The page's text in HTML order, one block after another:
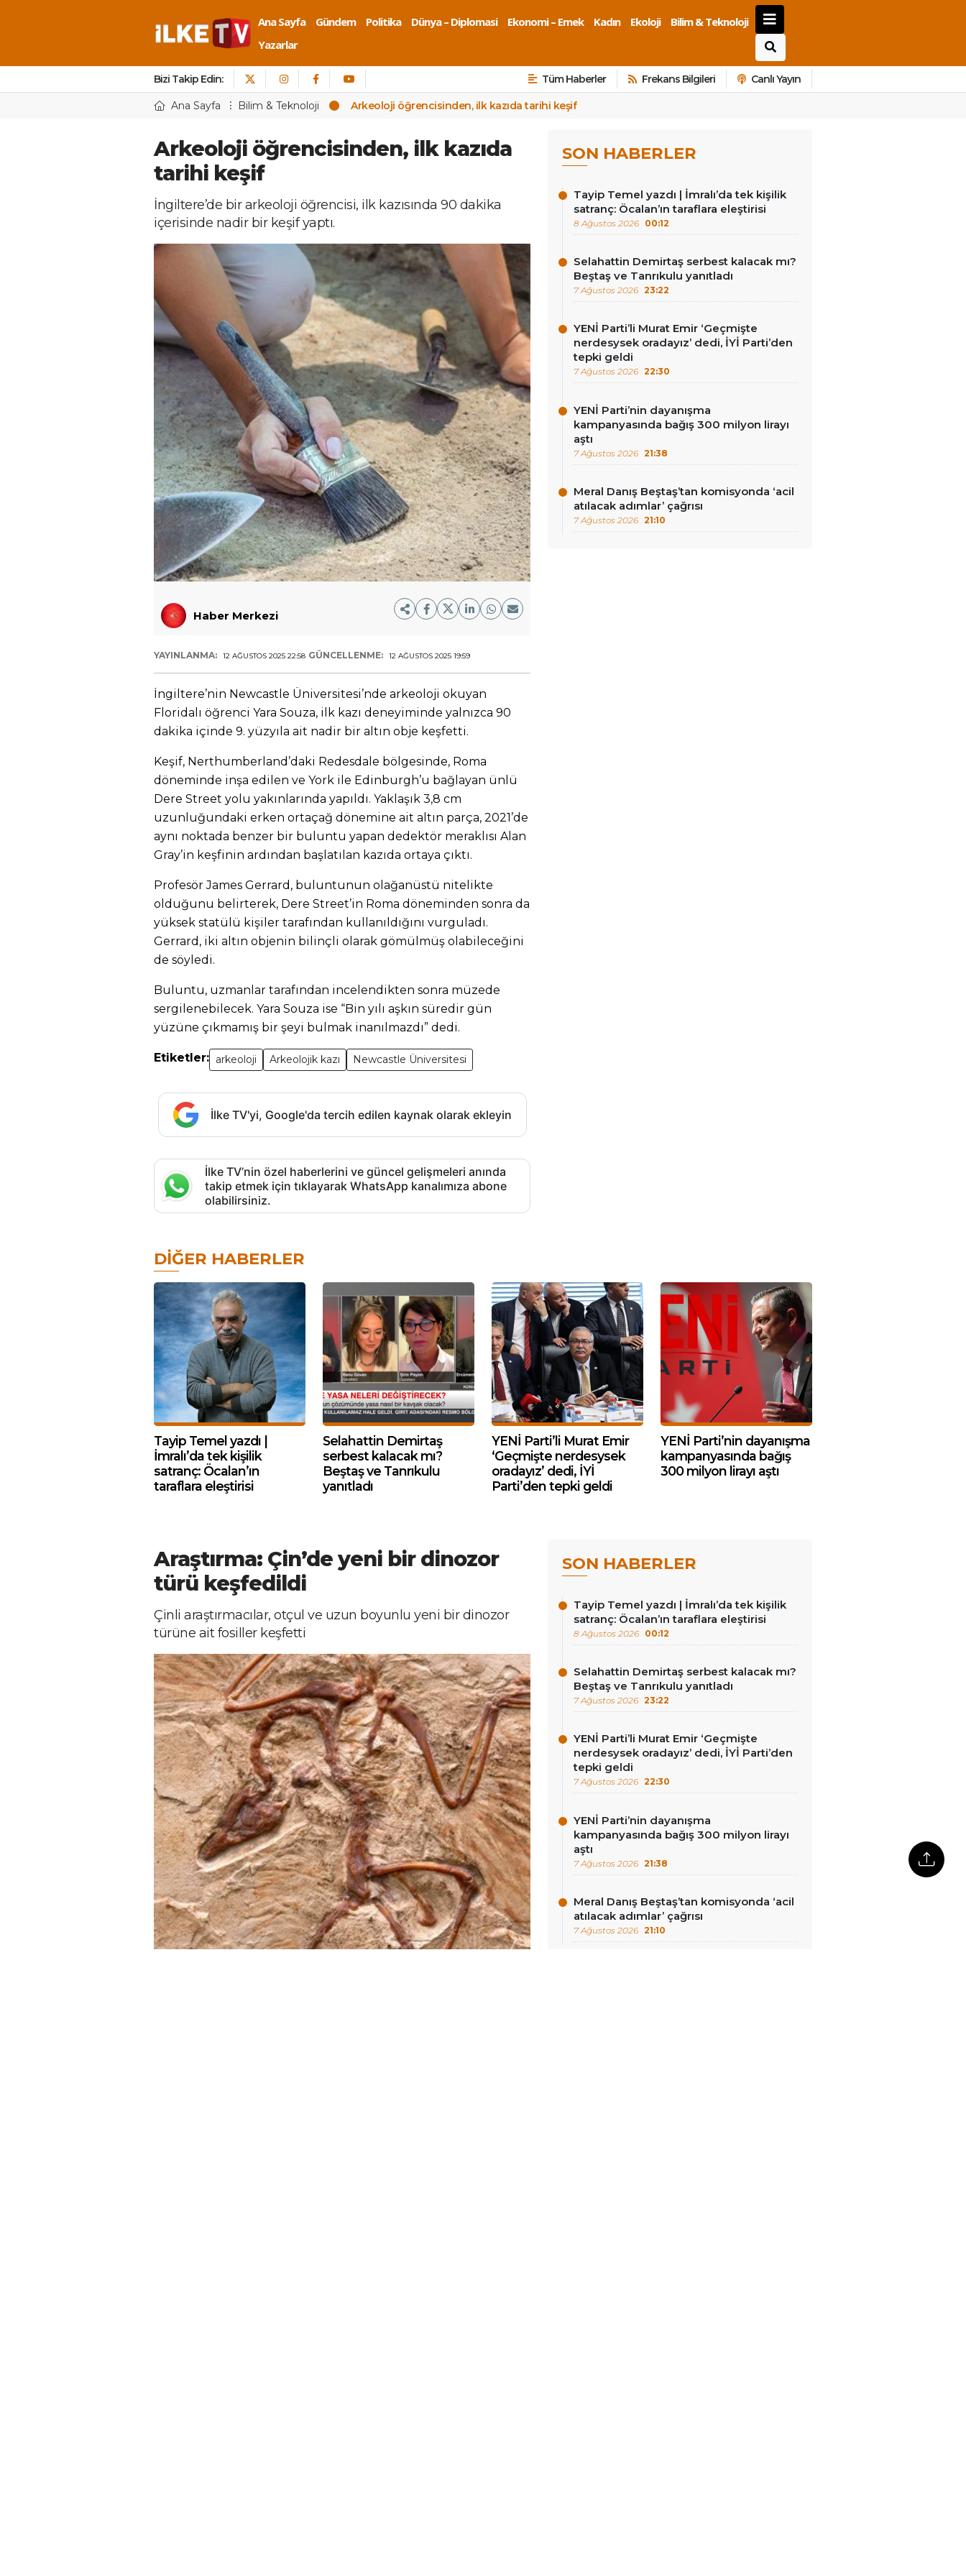
Ana Sayfa Gündem Politika Dünya – Diplomasi Ekonomi – Emek Kadın Ekoloji
Bilim & Teknoloji
Yazarlar
Bizi Takip Edin: Tüm Haberler Frekans Bilgileri Canlı Yayın
Ana Sayfa Bilim & Teknoloji Arkeoloji öğrencisinden, ilk kazıda tarihi keşif
Arkeoloji öğrencisinden, ilk kazıda
tarihi keşif
İngiltere’de bir arkeoloji öğrencisi, ilk kazısında 90 dakika
içerisinde nadir bir keşif yaptı.
Haber Merkezi
YAYINLANMA: 12 AĞUSTOS 2025 22:58 GÜNCELLENME: 12 AĞUSTOS 2025 19:59
İngiltere’nin Newcastle Üniversitesi’nde arkeoloji okuyan
Floridalı öğrenci Yara Souza, ilk kazı deneyiminde yalnızca 90
dakika içinde 9. yüzyıla ait nadir bir altın obje keşfetti.
Keşif, Nerthumberland’daki Redesdale bölgesinde, Roma
döneminde inşa edilen ve York ile Edinburgh’u bağlayan ünlü
Dere Street yolu yakınlarında yapıldı. Yaklaşık 3,8 cm
uzunluğundaki erken ortaçağ dönemine ait altın parça, 2021’de
aynı noktada benzer bir buluntu yapan dedektör meraklısı Alan
Gray’in keşfinin ardından başlatılan kazıda ortaya çıktı.
Profesör James Gerrard, buluntunun olağanüstü nitelikte
olduğunu belirterek, Dere Street’in Roma döneminden sonra da
yüksek statülü kişiler tarafından kullanıldığını vurguladı.
Gerrard, iki altın objenin bilinçli olarak gömülmüş olabileceğini
de söyledi.
Buluntu, uzmanlar tarafından incelendikten sonra müzede
sergilenebilecek. Yara Souza ise “Bin yılı aşkın süredir gün
yüzüne çıkmamış bir şeyi bulmak inanılmazdı” dedi.
Etiketler: arkeoloji Arkeolojik kazı Newcastle Üniversitesi
İlke TV'yi, Google'da tercih edilen kaynak olarak ekleyin
İlke TV’nin özel haberlerini ve güncel gelişmeleri anında
takip etmek için tıklayarak WhatsApp kanalımıza abone
olabilirsiniz.
SON HABERLER
Tayip Temel yazdı | İmralı’da tek kişilik
satranç: Öcalan’ın taraflara eleştirisi
8 Ağustos 2026 00:12
Selahattin Demirtaş serbest kalacak mı?
Beştaş ve Tanrıkulu yanıtladı
7 Ağustos 2026 23:22
YENİ Parti’li Murat Emir ‘Geçmişte
nerdesysek oradayız’ dedi, İYİ Parti’den
tepki geldi
7 Ağustos 2026 22:30
YENİ Parti’nin dayanışma
kampanyasında bağış 300 milyon lirayı
aştı
7 Ağustos 2026 21:38
Meral Danış Beştaş’tan komisyonda ‘acil
atılacak adımlar’ çağrısı
7 Ağustos 2026 21:10
DIĞER HABERLER
Tayip Temel yazdı |
İmralı’da tek kişilik
satranç: Öcalan’ın
taraflara eleştirisi
Selahattin Demirtaş
serbest kalacak mı?
Beştaş ve Tanrıkulu
yanıtladı
YENİ Parti’li Murat Emir
‘Geçmişte nerdesysek
oradayız’ dedi, İYİ
Parti’den tepki geldi
YENİ Parti’nin dayanışma
kampanyasında bağış
300 milyon lirayı aştı
Araştırma: Çin’de yeni bir dinozor
türü keşfedildi
Çinli araştırmacılar, otçul ve uzun boyunlu yeni bir dinozor
türüne ait fosiller keşfetti
SON HABERLER
Tayip Temel yazdı | İmralı’da tek kişilik
satranç: Öcalan’ın taraflara eleştirisi
8 Ağustos 2026 00:12
Selahattin Demirtaş serbest kalacak mı?
Beştaş ve Tanrıkulu yanıtladı
7 Ağustos 2026 23:22
YENİ Parti’li Murat Emir ‘Geçmişte
nerdesysek oradayız’ dedi, İYİ Parti’den
tepki geldi
7 Ağustos 2026 22:30
YENİ Parti’nin dayanışma
kampanyasında bağış 300 milyon lirayı
aştı
7 Ağustos 2026 21:38
Meral Danış Beştaş’tan komisyonda ‘acil
atılacak adımlar’ çağrısı
7 Ağustos 2026 21:10